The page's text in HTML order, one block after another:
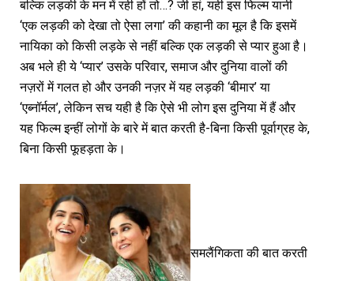
बल्कि लड़की के मन में रही हों तो…? जी हां, यही इस फिल्म यानी
‘एक लड़की को देखा तो ऐसा लगा’ की कहानी का मूल है कि इसमें
नायिका को किसी लड़के से नहीं बल्कि एक लड़की से प्यार हुआ है।
अब भले ही ये ‘प्यार’ उसके परिवार, समाज और दुनिया वालों की
नज़रों में गलत हो और उनकी नज़र में यह लड़की ‘बीमार’ या
‘एब्नॉर्मल’, लेकिन सच यही है कि ऐसे भी लोग इस दुनिया में हैं और
यह फिल्म इन्हीं लोगों के बारे में बात करती है-बिना किसी पूर्वाग्रह के,
बिना किसी फूहड़ता के।
समलैंगिकता की बात करती